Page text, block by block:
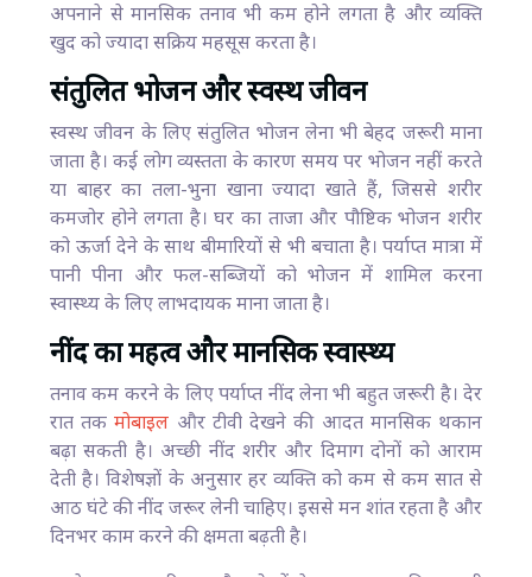
अपनाने से मानसिक तनाव भी कम होने लगता है और व्यक्ति
खुद को ज्यादा सक्रिय महसूस करता है।
संतुलित भोजन और स्वस्थ जीवन
स्वस्थ जीवन के लिए संतुलित भोजन लेना भी बेहद जरूरी माना
जाता है। कई लोग व्यस्तता के कारण समय पर भोजन नहीं करते
या बाहर का तला-भुना खाना ज्यादा खाते हैं, जिससे शरीर
कमजोर होने लगता है। घर का ताजा और पौष्टिक भोजन शरीर
को ऊर्जा देने के साथ बीमारियों से भी बचाता है। पर्याप्त मात्रा में
पानी पीना और फल-सब्जियों को भोजन में शामिल करना
स्वास्थ्य के लिए लाभदायक माना जाता है।
नींद का महत्व और मानसिक स्वास्थ्य
तनाव कम करने के लिए पर्याप्त नींद लेना भी बहुत जरूरी है। देर
रात तकमोबाइल और टीवी देखने की आदत मानसिक थकान
बढ़ा सकती है। अच्छी नींद शरीर और दिमाग दोनों को आराम
देती है। विशेषज्ञों के अनुसार हर व्यक्ति को कम से कम सात से
आठ घंटे की नींद जरूर लेनी चाहिए। इससे मन शांत रहता है और
दिनभर काम करने की क्षमता बढ़ती है।